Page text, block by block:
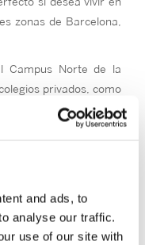
and ads, to
analyse our traffic.
use of our site with
zonas de Barcelona,
Campus Norte de la
privados, como
Nou, diversos bares,
muy seguro lleno de
comercios y centros
Pedralbes Center o el
a pie de calle,